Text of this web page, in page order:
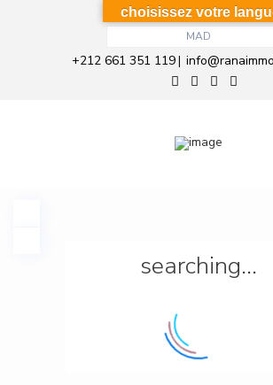
MAD
+212 661 351 119|
searching...
choisissez votre